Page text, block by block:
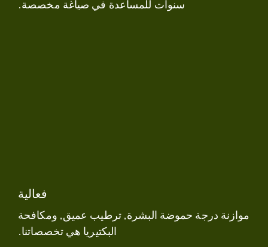
سنوات للمساعدة في صياغة مخصصة.
فعالية
موازنة درجة حموضة البشرة, ترطيب عميق, ومكافحة
البكتيريا هي تخصصاتنا.